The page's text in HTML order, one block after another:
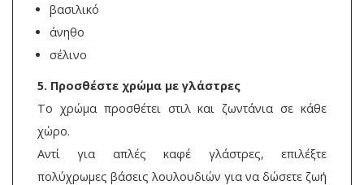
βασιλικό
άνηθο
σέλινο
5. Προσθέστε χρώμα με γλάστρες
Το χρώμα προσθέτει στιλ και ζωντάνια σε κάθε
χώρο.
Αντί για απλές καφέ γλάστρες, επιλέξτε
πολύχρωμες βάσεις λουλουδιών για να δώσετε ζωή